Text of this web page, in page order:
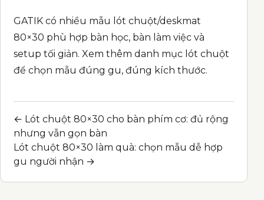
GATIK có nhiều mẫu lót chuột/deskmat
80×30 phù hợp bàn học, bàn làm việc và
setup tối giản. Xem thêm danh mục lót chuột
để chọn mẫu đúng gu, đúng kích thước.
Post navigation
← Lót chuột 80×30 cho bàn phím cơ: đủ rộng
nhưng vẫn gọn bàn
Lót chuột 80×30 làm quà: chọn mẫu dễ hợp
gu người nhận →